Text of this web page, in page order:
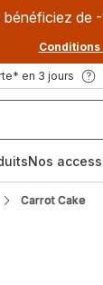
de
en 3 jours
Nos
Carrot Cake